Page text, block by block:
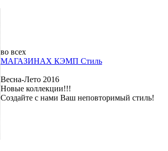
во всех
МАГАЗИНАХ КЭМП Стиль
Весна-Лето 2016
Новые коллекции!!!
Создайте с нами Ваш неповторимый стиль!